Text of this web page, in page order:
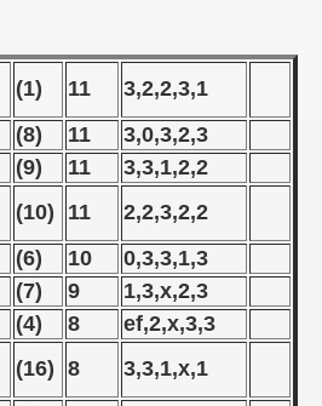
(1) 11
3,2,2,3,1
(8) 11
3,0,3,2,3
(9) 11
3,3,1,2,2
(10) 11
2,2,3,2,2
(6) 10
0,3,3,1,3
(7) 9
1,3,x,2,3
(4) 8
ef,2,x,3,3
(16) 8
3,3,1,x,1